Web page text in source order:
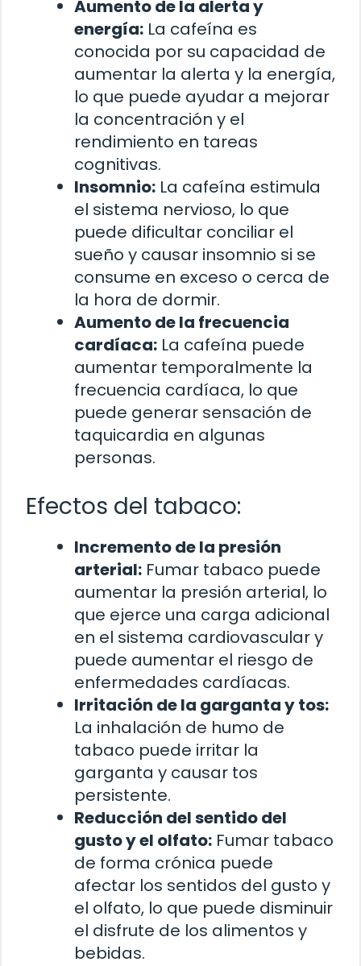
Aumento de la alerta y
energía: La cafeína es
conocida por su capacidad de
aumentar la alerta y la energía,
lo que puede ayudar a mejorar
la concentración y el
rendimiento en tareas
cognitivas.
Insomnio: La cafeína estimula
el sistema nervioso, lo que
puede dificultar conciliar el
sueño y causar insomnio si se
consume en exceso o cerca de
la hora de dormir.
Aumento de la frecuencia
cardíaca: La cafeína puede
aumentar temporalmente la
frecuencia cardíaca, lo que
puede generar sensación de
taquicardia en algunas
personas.
Efectos del tabaco:
Incremento de la presión
arterial: Fumar tabaco puede
aumentar la presión arterial, lo
que ejerce una carga adicional
en el sistema cardiovascular y
puede aumentar el riesgo de
enfermedades cardíacas.
Irritación de la garganta y tos:
La inhalación de humo de
tabaco puede irritar la
garganta y causar tos
persistente.
Reducción del sentido del
gusto y el olfato: Fumar tabaco
de forma crónica puede
afectar los sentidos del gusto y
el olfato, lo que puede disminuir
el disfrute de los alimentos y
bebidas.